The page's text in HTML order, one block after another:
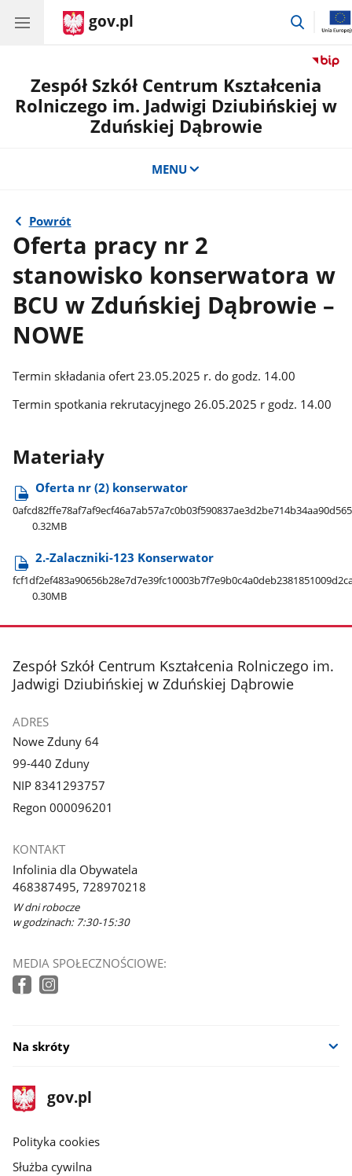
gov.pl
przejdź
Zespół Szkół Centrum Kształcenia
Rolniczego im. Jadwigi Dziubińskiej w
Zduńskiej Dąbrowie
MENU
Powrót
Oferta pracy nr 2
stanowisko konserwatora w
BCU w Zduńskiej Dąbrowie –
NOWE
Termin składania ofert 23.05.2025 r. do godz. 14.00
Termin spotkania rekrutacyjnego 26.05.2025 r godz. 14.00
Materiały
Oferta nr (2) konserwator
0.32MB
2.-Zalaczniki-123 Konserwator
0.30MB
stopka
Zespół Szkół Centrum Kształcenia Rolniczego im.
Jadwigi Dziubińskiej w Zduńskiej Dąbrowie
ADRES
Nowe Zduny 64
99-440 Zduny
NIP 8341293757
Regon 000096201
KONTAKT
Infolinia dla Obywatela
468387495, 728970218
W dni robocze
w godzinach: 7:30-15:30
MEDIA SPOŁECZNOŚCIOWE:
Na skróty
stopka
gov.pl
Strona
gov.pl
gov.pl
Polityka cookies
Służba cywilna